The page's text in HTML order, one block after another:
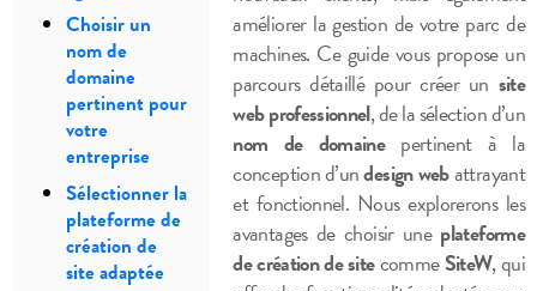
Choisir un
nom de
domaine
pertinent pour
votre
entreprise
Sélectionner la
plateforme de
création de
site adaptée
améliorer la gestion de votre parc de
machines. Ce guide vous propose un
parcours détaillé pour créer un site
web professionnel, de la sélection d’un
nom de domainepertinent à la
conception d’undesign webattrayant
et fonctionnel. Nous explorerons les
avantages de choisir une plateforme
de création de sitecommeSiteW, qui